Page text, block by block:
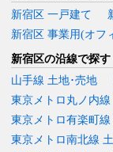
新宿区 一戸建て
新宿区 事業用(オフ
新宿区の沿線で探す
山手線 土地･売地
東京メトロ丸ノ内
東京メトロ有楽町
東京メトロ南北線